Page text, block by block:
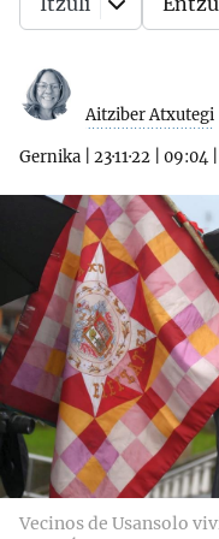
Aitziber Atxutegi
Gernika 23·11·22 09:04
Vecinos de Usansolo